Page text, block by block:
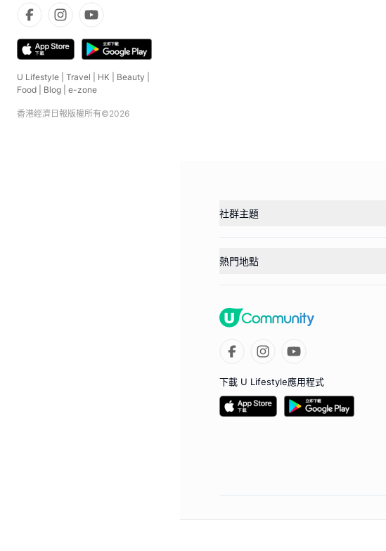
U Lifestyle Travel HK Beauty
Food
Blog e-zone
香港經濟日報版權所有©2026
社群主題
熱門地點
下載 U Lifestyle應用程式